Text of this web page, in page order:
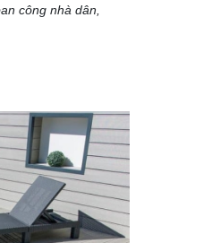
công nhà dân,